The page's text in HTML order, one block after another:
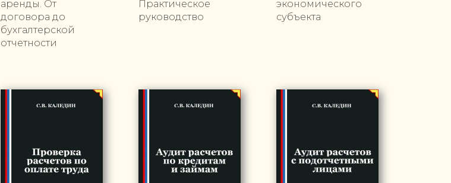
аренды. От
договора до
бухгалтерской
отчетности
Практическое
руководство
экономического
субъекта